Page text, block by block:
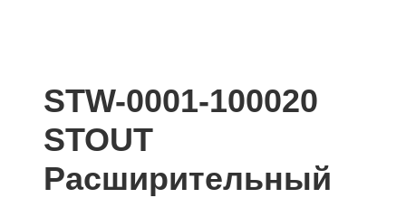
STW-0001-100020
STOUT
Расширительный